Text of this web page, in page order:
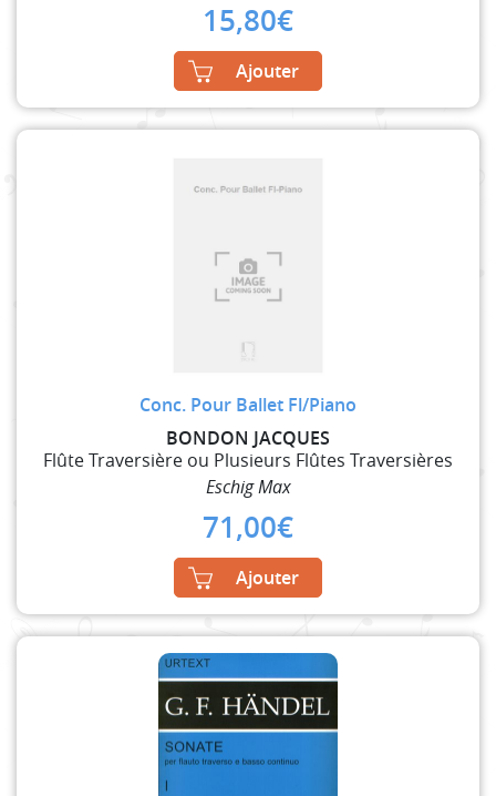
15,80€
Ajouter
Conc. Pour Ballet Fl/Piano
BONDON JACQUES
Flûte Traversière ou Plusieurs Flûtes Traversières
Eschig Max
71,00€
Ajouter